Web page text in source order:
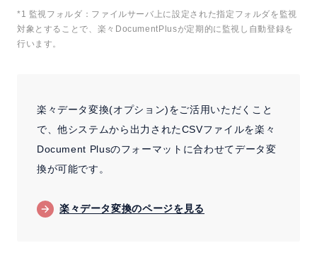
*1 監視フォルダ：ファイルサーバ上に設定された指定フォルダを監視
対象とすることで、楽々DocumentPlusが定期的に監視し自動登録を
行います。
楽々データ変換(オプション)をご活用いただくこと
で、他システムから出力されたCSVファイルを楽々
Document Plusのフォーマットに合わせてデータ変
換が可能です。
楽々データ変換のページを見る